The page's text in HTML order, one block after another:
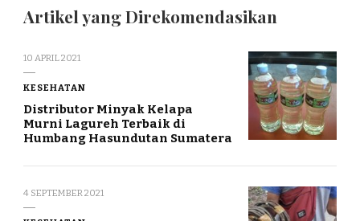
Artikel yang Direkomendasikan
10 APRIL 2021
KESEHATAN
Distributor Minyak Kelapa
Murni Lagureh Terbaik di
Humbang Hasundutan Sumatera
4 SEPTEMBER 2021